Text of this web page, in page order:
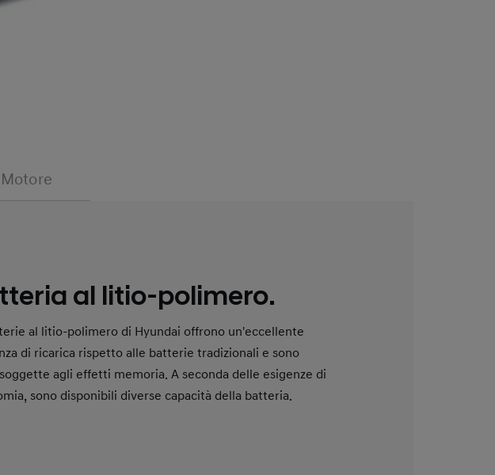
Motore
al litio-polimero.
al litio-polimero di Hyundai offrono un'eccellente
di ricarica rispetto alle batterie tradizionali e sono
agli effetti memoria. A seconda delle esigenze di
sono disponibili diverse capacità della batteria.